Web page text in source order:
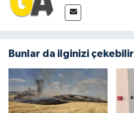
Bunlar da ilginizi çekebilir